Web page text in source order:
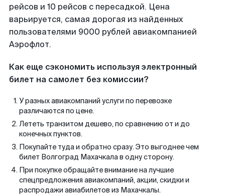
рейсов и 10 рейсов с пересадкой. Цена
варьируется, самая дорогая из найденных
пользователями 9000 рублей авиакомпанией
Аэрофлот.
Как еще сэкономить используя электронный
билет на самолет без комиссии?
У разных авиакомпаний услуги по перевозке
различаются по цене.
Лететь транзитом дешево, по сравнению от и до
конечных пунктов.
Покупайте туда и обратно сразу. Это выгоднее чем
билет Волгоград Махачкала в одну сторону.
При покупке обращайте внимание на лучшие
спецпредложения авиакомпаний, акции, скидки и
распродажи авиабилетов из Махачкалы.